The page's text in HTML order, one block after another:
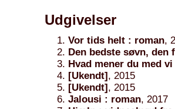
Udgivelser
Vor tids helt : roman,
Den bedste søvn,
Hvad mener du med
[Ukendt], 2015
[Ukendt], 2015
Jalousi : roman, 2017